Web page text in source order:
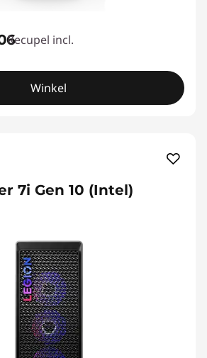
Recupel incl.
Winkel
7i Gen 10 (Intel)